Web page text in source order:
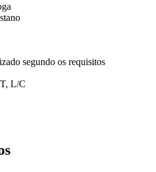
segundo os requisitos
L/C